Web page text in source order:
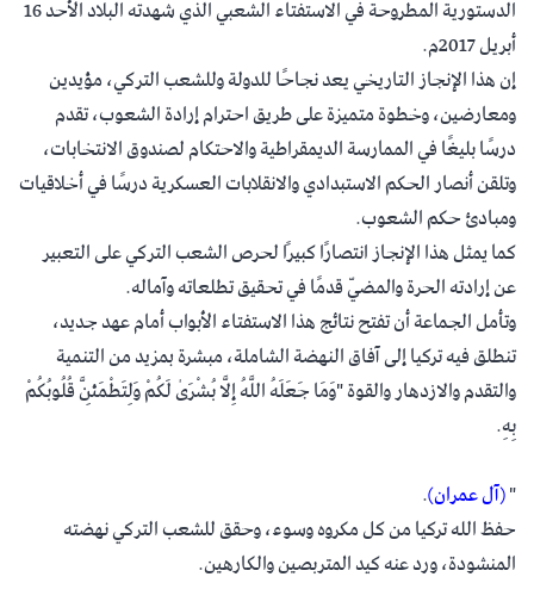
الدستورية المطروحة في الاستفتاء الشعبي الذي شهدته البلاد الأحد 16
أبريل 2017م.
إن هذا الإنجاز التاريخي يعد نجاحًا للدولة وللشعب التركي، مؤيدين
ومعارضين، وخطوة متميزة على طريق احترام إرادة الشعوب، تقدم
درسًا بليغًا في الممارسة الديمقراطية والاحتكام لصندوق الانتخابات،
وتلقن أنصار الحكم الاستبدادي والانقلابات العسكرية درسًا في أخلاقيات
ومبادئ حكم الشعوب.
كما يمثل هذا الإنجاز انتصارًا كبيرًا لحرص الشعب التركي على التعبير
عن إرادته الحرة والمضيّ قدمًا في تحقيق تطلعاته وآماله.
وتأمل الجماعة أن تفتح نتائج هذا الاستفتاء الأبواب أمام عهد جديد،
تنطلق فيه تركيا إلى آفاق النهضة الشاملة، مبشرة بمزيد من التنمية
والتقدم والازدهار والقوة "وَمَا جَعَلَهُ اللَّهُ إِلَّا بُشْرَىٰ لَكُمْ وَلِتَطْمَئِنَّ قُلُوبُكُمْ
بِهِ.
"(آل عمران).
حفظ الله تركيا من كل مكروه وسوء، وحقق للشعب التركي نهضته
المنشودة، ورد عنه كيد المتربصين والكارهين.